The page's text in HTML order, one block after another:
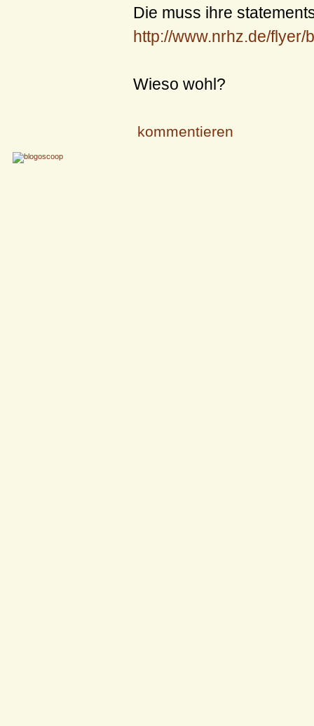
Die muss ihre
http://www.nrhz.de/flyer/
Wieso wohl?
kommentieren